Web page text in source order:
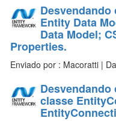
Desvendando
Entity Data
Data Model;
Properties.
Enviado por : Macoratti |
classe